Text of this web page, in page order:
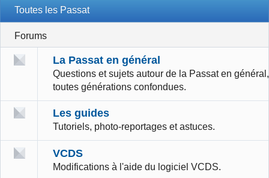
Toutes les Passat
Forums
La Passat en général
Questions et sujets autour de la Passat en général,
toutes générations confondues.
Les guides
Tutoriels, photo-reportages et astuces.
VCDS
Modifications à l'aide du logiciel VCDS.